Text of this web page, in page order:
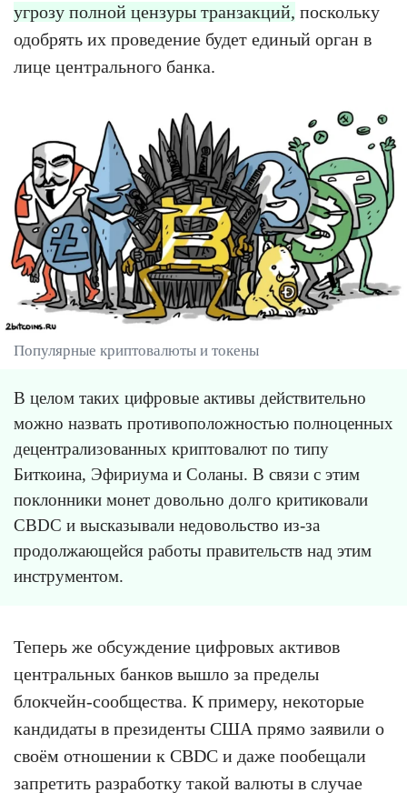
угрозу полной цензуры транзакций, поскольку
одобрять их проведение будет единый орган в
лице центрального банка.
Популярные криптовалюты и токены
В целом таких цифровые активы действительно
можно назвать противоположностью полноценных
децентрализованных криптовалют по типу
Биткоина, Эфириума и Соланы. В связи с этим
поклонники монет довольно долго критиковали
CBDC и высказывали недовольство из-за
продолжающейся работы правительств над этим
инструментом.
Теперь же обсуждение цифровых активов
центральных банков вышло за пределы
блокчейн-сообщества. К примеру, некоторые
кандидаты в президенты США прямо заявили о
своём отношении к CBDC и даже пообещали
запретить разработку такой валюты в случае